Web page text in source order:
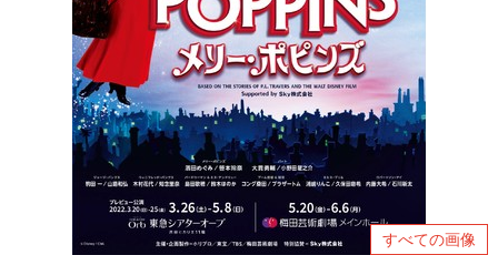
すべての画像